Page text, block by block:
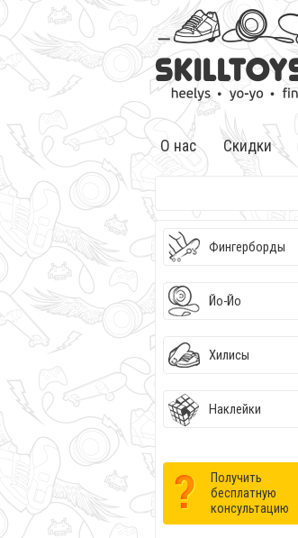
О нас Скидки
Фингерборды
Йо-Йо
Хилисы
Наклейки
Получить
бесплатную
консультацию